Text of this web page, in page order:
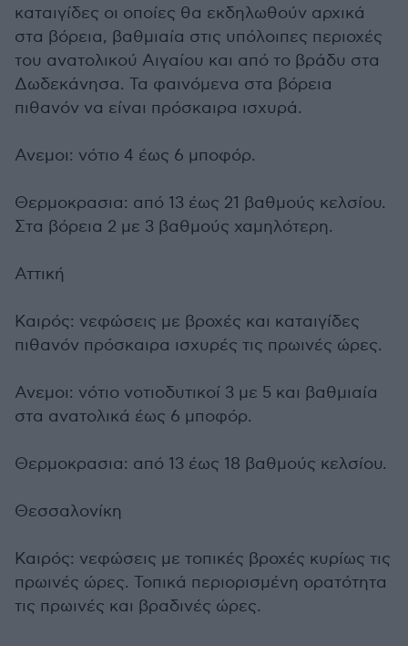
καταιγίδες οι οποίες θα εκδηλωθούν αρχικά
στα βόρεια, βαθμιαία στις υπόλοιπες περιοχές
του ανατολικού Αιγαίου και από το βράδυ στα
Δωδεκάνησα. Τα φαινόμενα στα βόρεια
πιθανόν να είναι πρόσκαιρα ισχυρά.
Ανεμοι: νότιο 4 έως 6 μποφόρ.
Θερμοκρασια: από 13 έως 21 βαθμούς κελσίου.
Στα βόρεια 2 με 3 βαθμούς χαμηλότερη.
Αττική
Καιρός: νεφώσεις με βροχές και καταιγίδες
πιθανόν πρόσκαιρα ισχυρές τις πρωινές ώρες.
Ανεμοι: νότιο νοτιοδυτικοί 3 με 5 και βαθμιαία
στα ανατολικά έως 6 μποφόρ.
Θερμοκρασια: από 13 έως 18 βαθμούς κελσίου.
Θεσσαλονίκη
Καιρός: νεφώσεις με τοπικές βροχές κυρίως τις
πρωινές ώρες. Τοπικά περιορισμένη ορατότητα
τις πρωινές και βραδινές ώρες.